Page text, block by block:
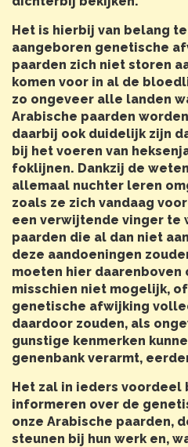
Het is hierbij van belang
aangeboren genetische
paarden zich niet storen
komen voor in al de
zo ongeveer alle landen
Arabische paarden
daarbij ook duidelijk zijn
bij het voeren van
foklijnen. Dankzij de
allemaal nuchter leren
zoals ze zich vandaag
een verwijtende vinger te
paarden die al dan niet
deze aandoeningen
moeten hier daarenboven
misschien niet mogelijk,
genetische afwijking
daardoor zouden, als
gunstige kenmerken
genenbank verarmt,
Het zal in ieders voordeel
informeren over de
onze Arabische paarden,
steunen bij hun werk en,